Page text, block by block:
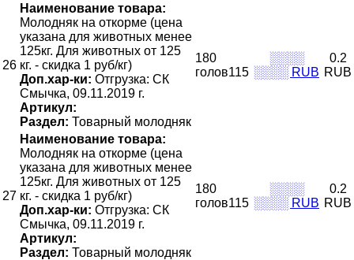
26
Наименование товара:
Молодняк на откорме (цена
указана для животных менее
125кг. Для животных от 125
кг. - скидка 1 руб/кг)
Доп.хар-ки: Отгрузка: СК
Смычка, 09.11.2019 г.
Артикул:
Раздел: Товарный молодняк
180
голов115
░░░░
░░░░ RUB
0.2
RUB
27
Наименование товара:
Молодняк на откорме (цена
указана для животных менее
125кг. Для животных от 125
кг. - скидка 1 руб/кг)
Доп.хар-ки: Отгрузка: СК
Смычка, 09.11.2019 г.
Артикул:
Раздел: Товарный молодняк
180
голов115
░░░░
░░░░ RUB
0.2
RUB